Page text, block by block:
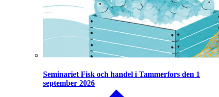
Seminariet Fisk och handel i Tammerfors den 1
september 2026